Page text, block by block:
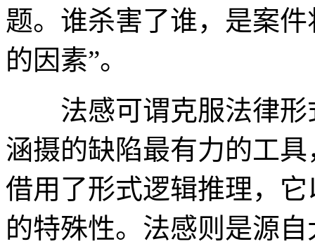
题。谁杀害了谁，是案
的因素”。
法感可谓克服法律形
涵摄的缺陷最有力的工
借用了形式逻辑推理，
的特殊性。法感则是源